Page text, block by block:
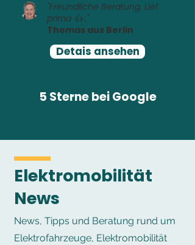
"Freundliche Beratung. Lief
prima 👍 ."
Thomas aus Berlin
Detais ansehen
5 Sterne bei Google
Elektromobilität
News
News, Tipps und Beratung rund um
Elektrofahrzeuge, Elektromobilität